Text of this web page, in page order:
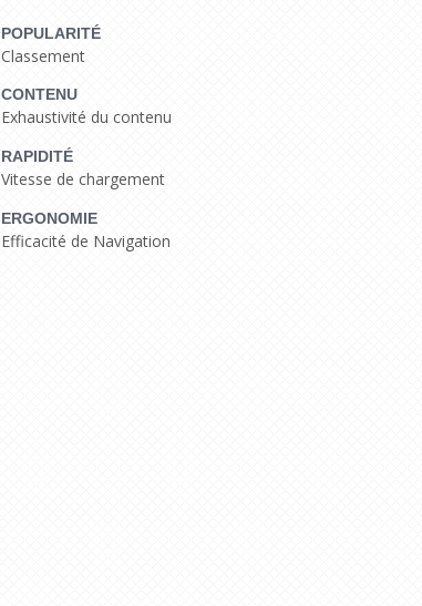
POPULARITÉ
Classement
CONTENU
Exhaustivité du contenu
RAPIDITÉ
Vitesse de chargement
ERGONOMIE
Efficacité de Navigation